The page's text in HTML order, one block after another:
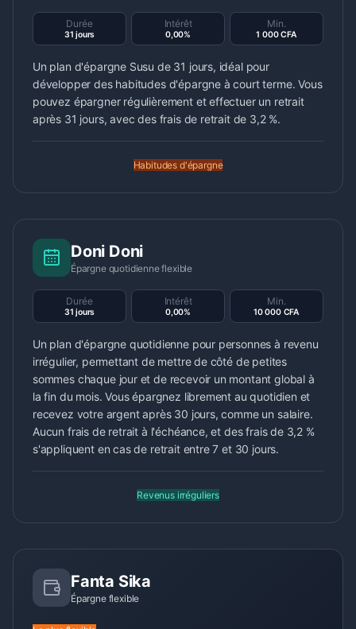
Durée
31 jours
Intérêt
0,00%
Min.
1 000 CFA
Un plan d'épargne Susu de 31 jours, idéal pour
développer des habitudes d'épargne à court terme. Vous
pouvez épargner régulièrement et effectuer un retrait
après 31 jours, avec des frais de retrait de 3,2 %.
Habitudes d'épargne
Doni Doni
Épargne quotidienne flexible
Durée
31 jours
Intérêt
0,00%
Min.
10 000 CFA
Un plan d'épargne quotidienne pour personnes à revenu
irrégulier, permettant de mettre de côté de petites
sommes chaque jour et de recevoir un montant global à
la fin du mois. Vous épargnez librement au quotidien et
recevez votre argent après 30 jours, comme un salaire.
Aucun frais de retrait à l'échéance, et des frais de 3,2 %
s'appliquent en cas de retrait entre 7 et 30 jours.
Revenus irréguliers
Fanta Sika
Épargne flexible